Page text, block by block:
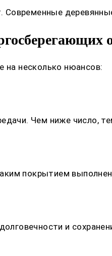
Современные
на несколько нюансов:
Чем ниже число,
покрытием
и